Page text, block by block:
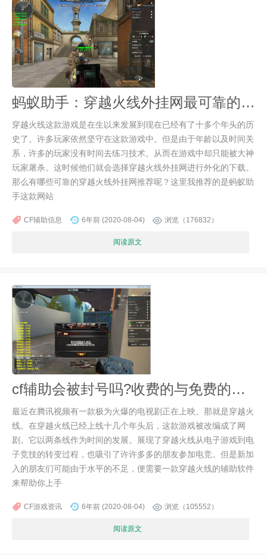
蚂蚁助手：穿越火线外挂网最可靠的网站
穿越火线这款游戏是在生以来发展到现在已经有了十多个年头的历
史了。许多玩家依然坚守在这款游戏中。但是由于年龄以及时间关
系，许多的玩家没有时间去练习技术。从而在游戏中却只能被大神
玩家屠杀。这时候他们就会选择穿越火线外挂网进行外化的下载。
那么有哪些可靠的穿越火线外挂网推荐呢？这里我推荐的是蚂蚁助
手这款网站
CF辅助信息 6年前 (2020-08-04) 浏览（176832）
阅读原文
cf辅助会被封号吗?收费的与免费的该如何选择？
最近在腾讯视频有一款极为火爆的电视剧正在上映。那就是穿越火
线。在穿越火线已经上线十几个年头后，这款游戏被改编成了网
剧。它以两条线作为时间的发展。展现了穿越火线从电子游戏到电
子竞技的转变过程，也吸引了许许多多的朋友参加电竞。但是新加
入的朋友们可能由于水平的不足，便需要一款穿越火线的辅助软件
来帮助你上手
CF游戏资讯 6年前 (2020-08-04) 浏览（105552）
阅读原文